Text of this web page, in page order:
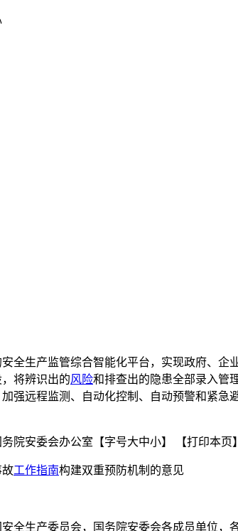
全生产监管综合智能化平台，实现政府、
将辨识出的风险和排查出的隐患全部录入管
强远程监测、自动化控制、自动预警和紧
院安委会办公室【字号大中小】 【打印本页
故工作指南构建双重预防机制的意见
全生产委员会，国务院安委会各成员单位，